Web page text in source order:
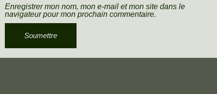
Enregistrer mon nom, mon e-mail et mon site dans le
navigateur pour mon prochain commentaire.